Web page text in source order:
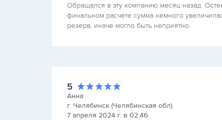
Обращался в эту компанию месяц назад.
финальном расчёте сумма немного
резерв, иначе могло быть неприятно.
5
Анна
г. Челябинск (Челябинская обл)
7 апреля 2024 г. в 02:46